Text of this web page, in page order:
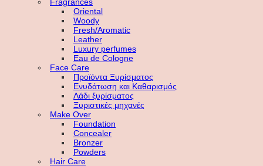
Oriental
Woody
Fresh/Aromatic
Leather
Luxury perfumes
Eau de Cologne
Face Care
Προϊόντα Ξυρίσματος
Ενυδάτωση και Καθαρισμός
Λάδι ξυρίσματος
Ξυριστικές μηχανές
Make Over
Foundation
Concealer
Bronzer
Powders
Hair Care